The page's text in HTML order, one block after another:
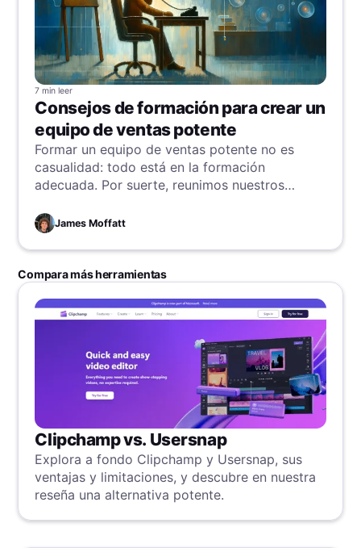
7 min leer
Consejos de formación para crear un
equipo de ventas potente
Formar un equipo de ventas potente no es
casualidad: todo está en la formación
adecuada. Por suerte, reunimos nuestros
convertir tu equipo en superestrellas de
ventas. Sigue leyendo y desbloquea hoy todo
el potencial de tu fuerza de ventas.
James Moffatt
Compara más herramientas
Clipchamp vs. Usersnap
Explora a fondo Clipchamp y Usersnap, sus
ventajas y limitaciones, y descubre en nuestra
reseña una alternativa potente.